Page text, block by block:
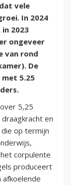
vele
In 2024
2023
ongeveer
van rond
De
5.25
5,25
en
op termijn
corpulente
produceert
afkoelende